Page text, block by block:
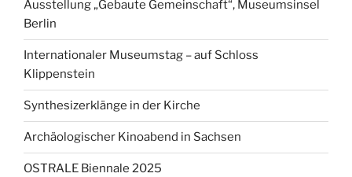
Ausstellung „Gebaute Gemeinschaft“, Museumsinsel
Berlin
Internationaler Museumstag – auf Schloss
Klippenstein
Synthesizerklänge in der Kirche
Archäologischer Kinoabend in Sachsen
OSTRALE Biennale 2025